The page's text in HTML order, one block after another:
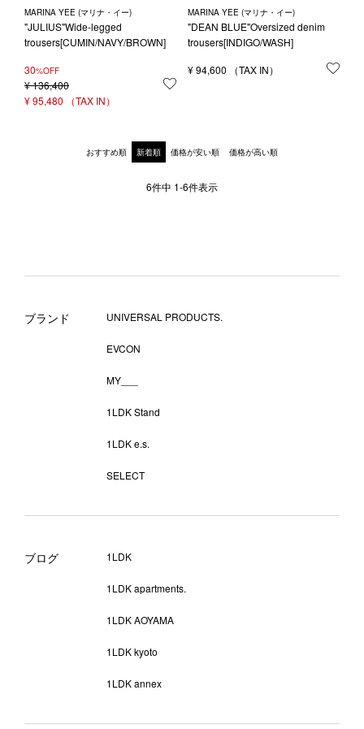
MARINA YEE (マリナ・イー)
"JULIUS"Wide-legged
trousers[CUMIN/NAVY/BROWN]
30%OFF
¥136,400
¥95,480
MARINA YEE (マリナ・イー)
"DEAN BLUE"Oversized denim
trousers[INDIGO/WASH]
¥94,600
おすすめ順 新着順 価格が安い順 価格が高い順
6件中 1-6件表示
ブランド UNIVERSAL PRODUCTS.
EVCON
MY___
1LDK Stand
1LDK e.s.
SELECT
ブログ 1LDK
1LDK apartments.
1LDK AOYAMA
1LDK kyoto
1LDK annex